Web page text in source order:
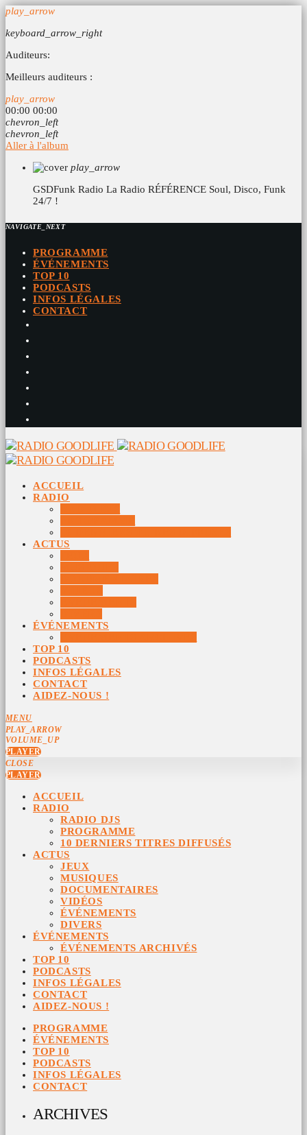
play_arrow
keyboard_arrow_right
Auditeurs:
Meilleurs auditeurs :
play_arrow
00:00 00:00
chevron_left
chevron_left
Aller à l'album
play_arrow
GSDFunk Radio La Radio RÉFÉRENCE Soul, Disco, Funk
24/7 !
NAVIGATE_NEXT
PROGRAMME
ÉVÉNEMENTS
TOP 10
PODCASTS
INFOS LÉGALES
CONTACT
ACCUEIL
RADIO
ACTUS
ÉVÉNEMENTS
TOP 10
PODCASTS
INFOS LÉGALES
CONTACT
AIDEZ-NOUS !
MENU
PLAY_ARROW
VOLUME_UP
PLAYER
CLOSE
PLAYER
ACCUEIL
RADIO
RADIO DJS
PROGRAMME
10 DERNIERS TITRES DIFFUSÉS
ACTUS
JEUX
MUSIQUES
DOCUMENTAIRES
VIDÉOS
ÉVÉNEMENTS
DIVERS
ÉVÉNEMENTS
ÉVÉNEMENTS ARCHIVÉS
TOP 10
PODCASTS
INFOS LÉGALES
CONTACT
AIDEZ-NOUS !
PROGRAMME
ÉVÉNEMENTS
TOP 10
PODCASTS
INFOS LÉGALES
CONTACT
ARCHIVES